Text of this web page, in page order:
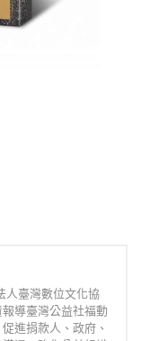
人臺灣數位文化協
導臺灣公益社福動
進捐款人、政府、